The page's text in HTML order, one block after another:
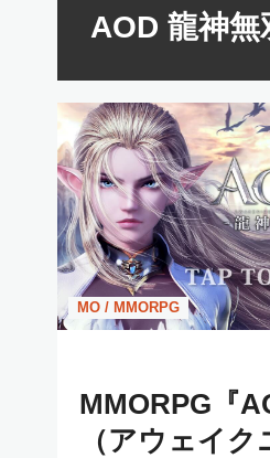
AOD 龍神無
MO / MMORPG
MMORPG『
（アウェイ